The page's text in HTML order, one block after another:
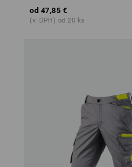
od 47,85 €
(v. DPH) od 20 ks